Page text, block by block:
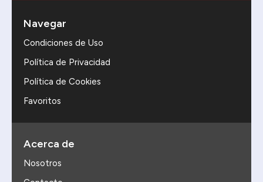
Navegar
Condiciones de Uso
Política de Privacidad
Política de Cookies
Favoritos
Acerca de
Nosotros